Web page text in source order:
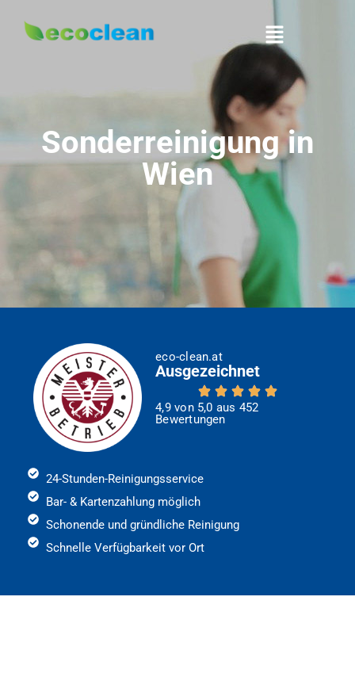
Sonderreinigung in
Wien
eco-clean.at
Ausgezeichnet
4,9 von 5,0 aus 452
Bewertungen
24-Stunden-Reinigungsservice
Bar- & Kartenzahlung möglich
Schonende und gründliche Reinigung
Schnelle Verfügbarkeit vor Ort